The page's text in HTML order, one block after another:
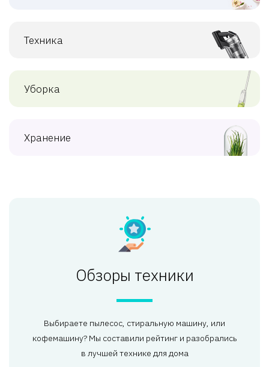
Техника
Уборка
Хранение
Обзоры техники
Выбираете пылесос, стиральную машину, или
кофемашину? Мы составили рейтинг и разобрались
в лучшей технике для дома